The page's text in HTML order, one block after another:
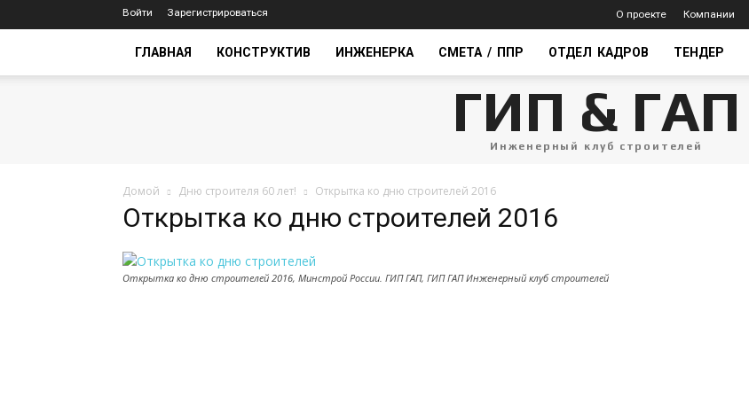
Войти Зарегистрироваться О проекте Компании
ГЛАВНАЯ КОНСТРУКТИВ ИНЖЕНЕРКА СМЕТА / ППР ОТДЕЛ КАДРОВ ТЕНДЕР
ГИП & ГАП
Инженерный клуб строителей
Домой Дню строителя 60 лет! Открытка ко дню строителей 2016
Открытка ко дню строителей 2016
Открытка ко дню строителей 2016, Минстрой России. ГИП ГАП, ГИП ГАП Инженерный клуб строителей